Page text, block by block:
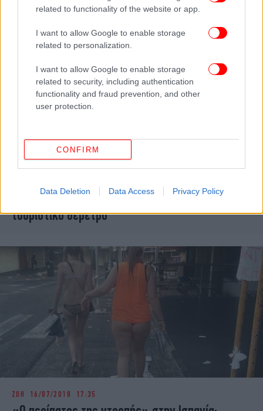
related to functionality of the website or app.
I want to allow Google to enable storage
related to personalization.
I want to allow Google to enable storage
related to security, including authentication
functionality and fraud prevention, and other
user protection.
CONFIRM
Data Deletion Data Access Privacy Policy
μεταξύ αστυνομικών και κακοποιών σε
τουριστικό θέρετρο
ΖΩΗ 16/07/2018 17:35